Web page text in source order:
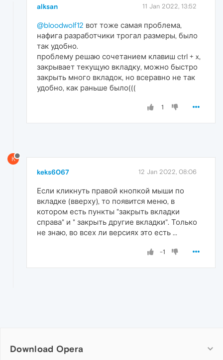
alksan 11 Jan 2022, 13:52
@bloodwolf12 вот тоже самая проблема,
нафига разработчики трогал размеры, было
так удобно.
проблему решаю сочетанием клавиш ctrl + x,
закрывает текущую вкладку, можно быстро
закрыть много вкладок, но всеравно не так
удобно, как раньше было(((
1
K
keks6067 12 Jan 2022, 08:06
Если кликнуть правой кнопкой мыши по
вкладке (вверху), то появится меню, в
котором есть пункты "закрыть вкладки
справа" и " закрыть другие вкладки". Только
не знаю, во всех ли версиях это есть ...
-1
Download Opera